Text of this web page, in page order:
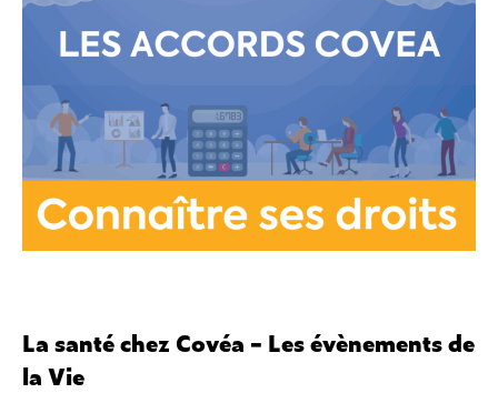
La santé chez Covéa – Les évènements de
la Vie